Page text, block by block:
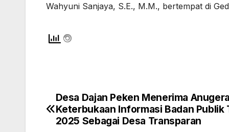
Wahyuni Sanjaya, S.E., M.M., bertempat di
Navigasi
pos
Desa Dajan Peken Menerima
Keterbukaan Informasi Badan Publik
2025 Sebagai Desa Transparan